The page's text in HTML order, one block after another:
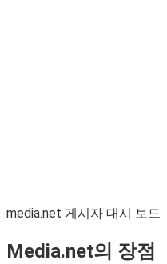
media.net 게시자 대시 보드
Media.net의 장점